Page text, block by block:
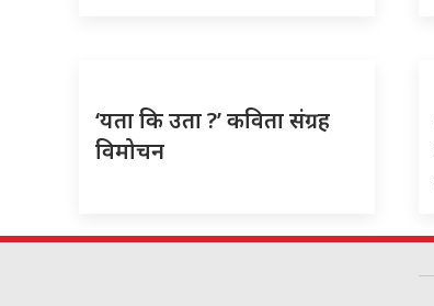
‘यता कि उता ?’ कविता संग्रह
विमोचन